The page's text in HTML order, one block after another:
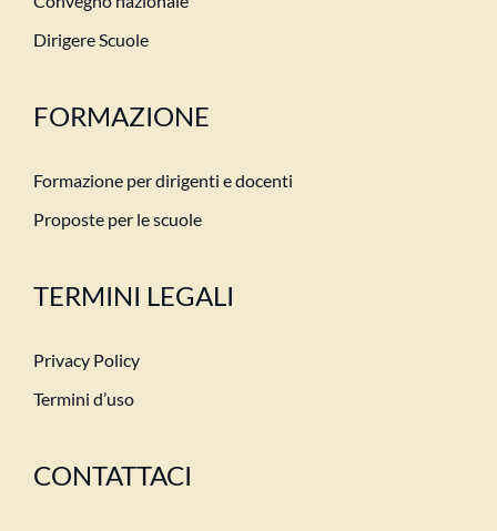
Dirigere Scuole
FORMAZIONE
Formazione per dirigenti e docenti
Proposte per le scuole
TERMINI LEGALI
Privacy Policy
Termini d’uso
CONTATTACI